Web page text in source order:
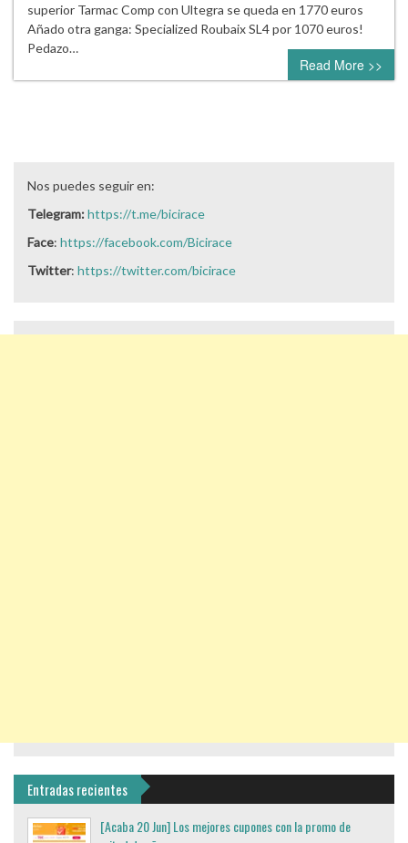
superior Tarmac Comp con Ultegra se queda en 1770 euros
Añado otra ganga: Specialized Roubaix SL4 por 1070 euros!
Pedazo…
Read More >>
Nos puedes seguir en:
Telegram:https://t.me/bicirace
Face: https://facebook.com/Bicirace
Twitter: https://twitter.com/bicirace
Entradas recientes
[Acaba 20 Jun] Los mejores cupones con la promo de